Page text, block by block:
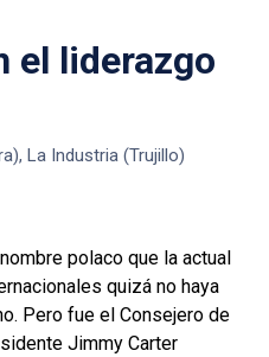
el liderazgo
La Industria (Trujillo)
polaco que la actual
quizá no haya
Pero fue el Consejero de
Jimmy Carter